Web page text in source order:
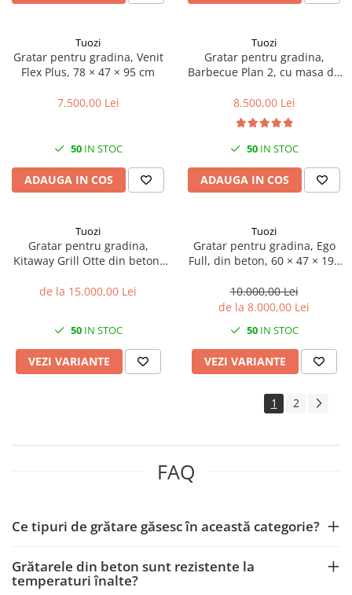
Tuozi
Gratar pentru gradina, Venit
Flex Plus, 78 × 47 × 95 cm
7.500,00 Lei
50IN STOC
ADAUGA IN COS
Tuozi
Gratar pentru gradina,
Barbecue Plan 2, cu masa de
192 cm
8.500,00 Lei
50IN STOC
ADAUGA IN COS
Tuozi
Gratar pentru gradina,
Kitaway Grill Otte din beton,
de la 15.000,00 Lei
50IN STOC
VEZI VARIANTE
Tuozi
Gratar pentru gradina, Ego
Full, din beton, 60 × 47 × 195
10.000,00 Lei
de la 8.000,00 Lei
50IN STOC
VEZI VARIANTE
1 2
FAQ
Ce tipuri de grătare găsesc în această categorie?
Grătarele din beton sunt rezistente la
temperaturi înalte?